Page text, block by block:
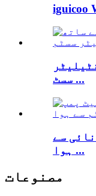
iguicoo
سسٹ ...
سے
ہوا ...
مصنوعات